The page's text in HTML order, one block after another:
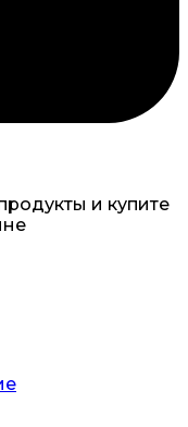
и купите